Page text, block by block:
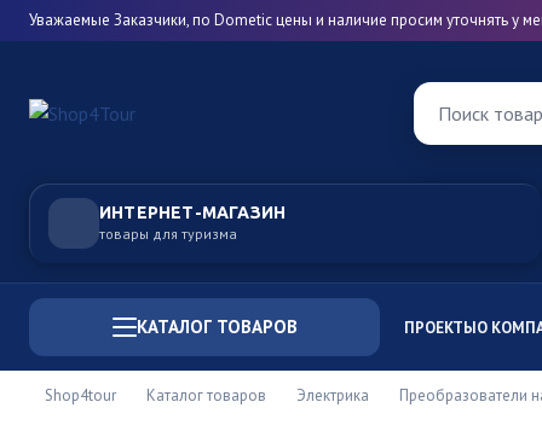
Уважаемые Заказчики, по Dometic цены и наличие просим уточнять у
Поиск
ИНТЕРНЕТ-МАГАЗИН
товары для туризма
КАТАЛОГ ТОВАРОВ ПРОЕКТЫО
Shop4tour Каталог товаров Электрика Преобразователи